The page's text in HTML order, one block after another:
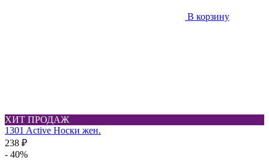
В корзину
ХИТ ПРОДАЖ
1301 Active Носки жен.
238 ₽
- 40%